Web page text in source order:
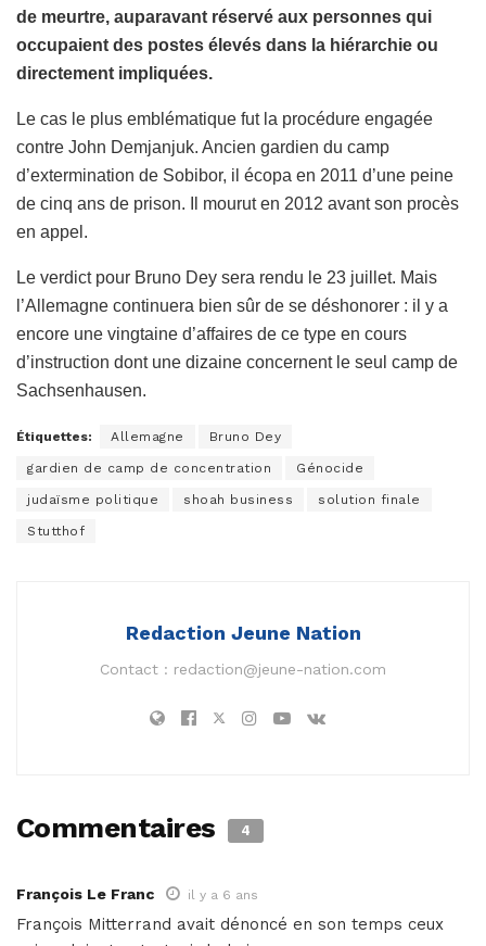
de meurtre, auparavant réservé aux personnes qui
occupaient des postes élevés dans la hiérarchie ou
directement impliquées.
Le cas le plus emblématique fut la procédure engagée
contre John Demjanjuk. Ancien gardien du camp
d’extermination de Sobibor, il écopa en 2011 d’une peine
de cinq ans de prison. Il mourut en 2012 avant son procès
en appel.
Le verdict pour Bruno Dey sera rendu le 23 juillet. Mais
l’Allemagne continuera bien sûr de se déshonorer : il y a
encore une vingtaine d’affaires de ce type en cours
d’instruction dont une dizaine concernent le seul camp de
Sachsenhausen.
Étiquettes: Allemagne Bruno Dey
gardien de camp de concentration Génocide
judaïsme politique shoah business solution finale
Stutthof
Redaction Jeune Nation
Contact : redaction@jeune-nation.com
Commentaires 4
François Le Franc il y a 6 ans
François Mitterrand avait dénoncé en son temps ceux